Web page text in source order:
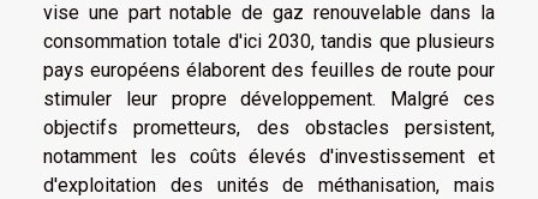
vise une part notable de gaz renouvelable dans la
consommation totale d'ici 2030, tandis que plusieurs
pays européens élaborent des feuilles de route pour
stimuler leur propre développement. Malgré ces
objectifs prometteurs, des obstacles persistent,
notamment les coûts élevés d'investissement et
d'exploitation des unités de méthanisation, mais